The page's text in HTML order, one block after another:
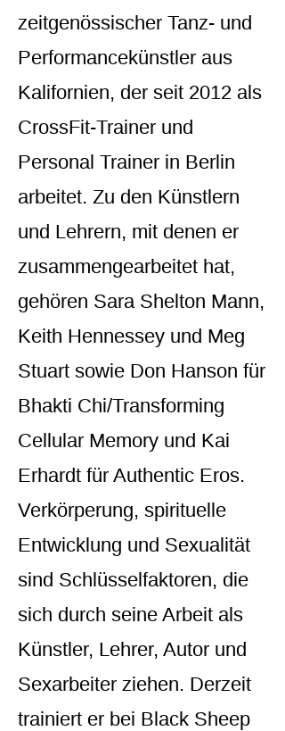
zeitgenössischer Tanz- und
Performancekünstler aus
Kalifornien, der seit 2012 als
CrossFit-Trainer und
Personal Trainer in Berlin
arbeitet. Zu den Künstlern
und Lehrern, mit denen er
zusammengearbeitet hat,
gehören Sara Shelton Mann,
Keith Hennessey und Meg
Stuart sowie Don Hanson für
Bhakti Chi/Transforming
Cellular Memory und Kai
Erhardt für Authentic Eros.
Verkörperung, spirituelle
Entwicklung und Sexualität
sind Schlüsselfaktoren, die
sich durch seine Arbeit als
Künstler, Lehrer, Autor und
Sexarbeiter ziehen. Derzeit
trainiert er bei Black Sheep